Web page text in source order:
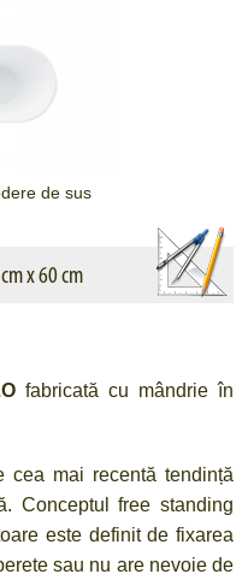
de sus
x 60 cm
fabricată cu mândrie în
cea mai recentă tendință
Conceptul free standing
este definit de fixarea
sau nu are nevoie de